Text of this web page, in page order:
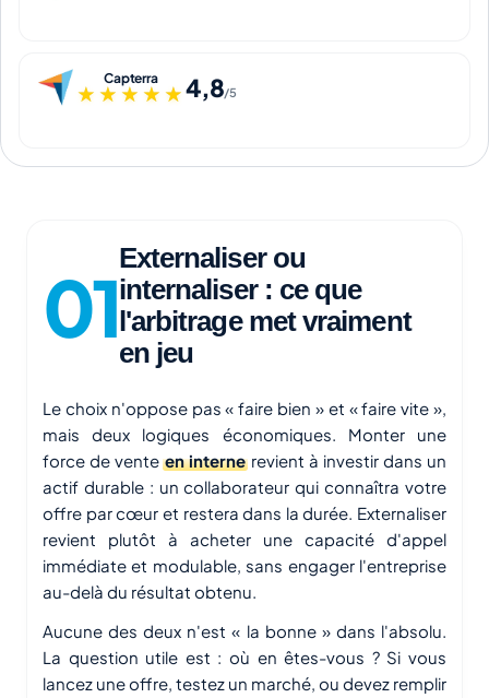
Capterra
★★★★★
★★★★★4,8/5
Externaliser ou
internaliser : ce que
l'arbitrage met vraiment
en jeu
Le choix n'oppose pas « faire bien » et « faire vite »,
mais deux logiques économiques. Monter une
force de venteen internerevient à investir dans un
actif durable : un collaborateur qui connaîtra votre
offre par cœur et restera dans la durée. Externaliser
revient plutôt à acheter une capacité d'appel
immédiate et modulable, sans engager l'entreprise
au-delà du résultat obtenu.
Aucune des deux n'est « la bonne » dans l'absolu.
La question utile est : où en êtes-vous ? Si vous
lancez une offre, testez un marché, ou devez remplir